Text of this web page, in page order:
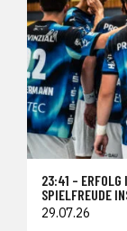
23:41 – ERFOLG
SPIELFREUDE
29.07.26